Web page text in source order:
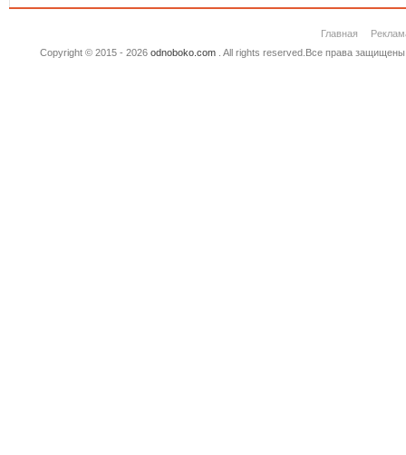
Главная
Copyright © 2015 - 2026 odnoboko.com. All rights reserved.Все права защищены.